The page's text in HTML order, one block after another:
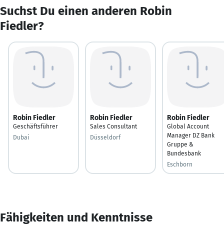
Suchst Du einen anderen Robin
Fiedler?
Robin Fiedler
Geschäftsführer
Dubai
Robin Fiedler
Sales Consultant
Düsseldorf
Robin Fiedler
Global Account
Manager DZ Bank
Gruppe &
Bundesbank
Eschborn
Fähigkeiten und Kenntnisse